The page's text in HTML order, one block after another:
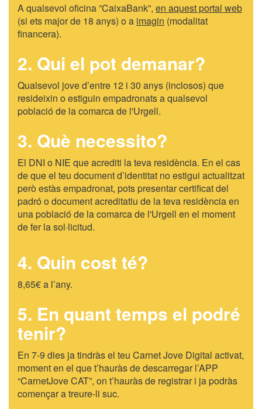
A qualsevol oficina ”CaixaBank”, en aquest portal web
(si ets major de 18 anys) o a imagin (modalitat
financera).
2. Qui el pot demanar?
Qualsevol jove d’entre 12 i 30 anys (inclosos) que
resideixin o estiguin empadronats a qualsevol
població de la comarca de l'Urgell.
3. Què necessito?
El DNI o NIE que acrediti la teva residència. En el cas
de que el teu document d’identitat no estigui actualitzat
però estàs empadronat, pots presentar certificat del
padró o document acreditatiu de la teva residència en
una població de la comarca de l'Urgell en el moment
de fer la sol·licitud.
4. Quin cost té?
8,65€ a l’any.
5. En quant temps el podré
tenir?
En 7-9 dies ja tindràs el teu Carnet Jove Digital activat,
moment en el que t’hauràs de descarregar l’APP
“CarnetJove CAT”, on t’hauràs de registrar i ja podràs
començar a treure-li suc.